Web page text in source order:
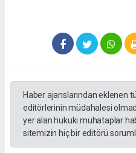
Haber ajanslarından eklenen
editörlerinin müdahalesi
yer alan hukuki muhataplar
sitemizin hiç bir editörü